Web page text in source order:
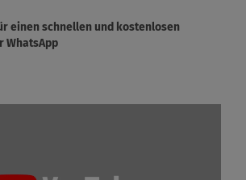
einen schnellen und kostenlosen
WhatsApp